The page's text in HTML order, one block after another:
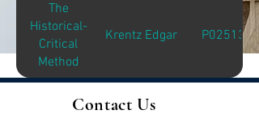
The
Historical-
Critical
Method
Krentz Edgar P02513
Contact Us